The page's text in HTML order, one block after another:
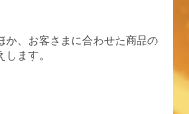
か、お客さまに合わせた商品の
ます。